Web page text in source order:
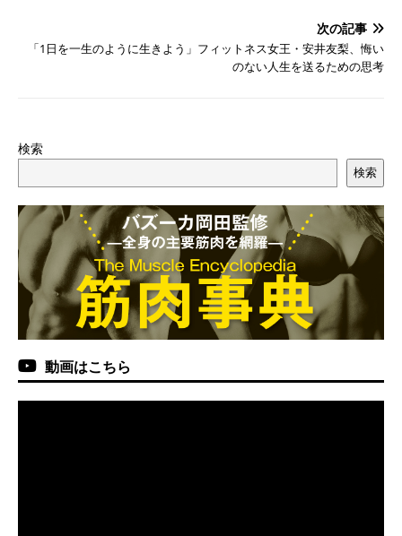
次の記事
「1日を一生のように生きよう」フィットネス女王・安井友梨、悔い
のない人生を送るための思考
検索
検索
動画はこちら